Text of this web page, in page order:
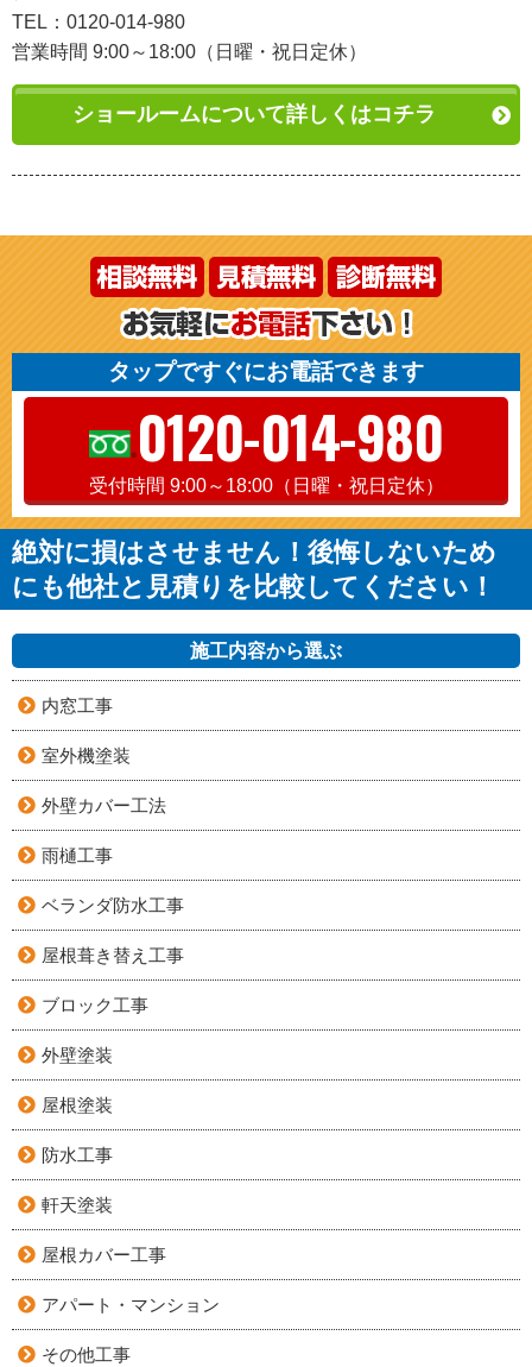
TEL：0120-014-980
営業時間 9:00～18:00（日曜・祝日定休）
ショールームについて詳しくはコチラ
タップですぐにお電話できます
0120-014-980
受付時間 9:00～18:00（日曜・祝日定休）
絶対に損はさせません！後悔しないため
にも他社と見積りを比較してください！
施工内容から選ぶ
内窓工事
室外機塗装
外壁カバー工法
雨樋工事
ベランダ防水工事
屋根葺き替え工事
ブロック工事
外壁塗装
屋根塗装
防水工事
軒天塗装
屋根カバー工事
アパート・マンション
その他工事